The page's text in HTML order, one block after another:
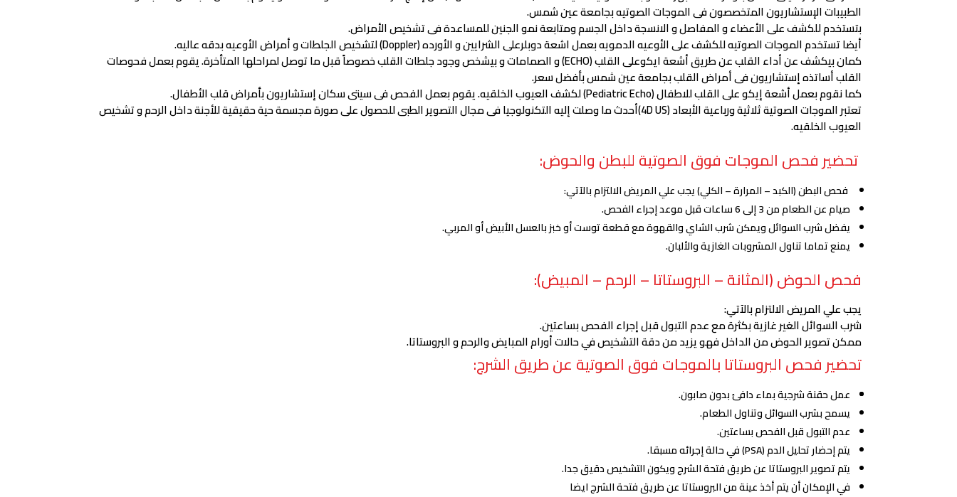
الطبيبات الإستشاريون المتخصصون فى الموجات الصوتيه بجامعة عين شمس.
بتستخدم للكشف على الأعضاء و المفاصل و الانسجة داخل الجسم ومتابعة نمو الجنين للمساعدة فى تشخيص الأمراض.
أيضا تستخدم الموجات الصوتيه للكشف على الأوعيه الدمويه بعمل اشعة دوبلرعلى الشرايين و الأورده (Doppler) لتشخيص الجلطات و أمراض الأوعيه بدقه عاليه.
كمان بيكشف عن أداء القلب عن طريق أشعة ايكوعلى القلب (ECHO) و الصمامات و بيشخص وجود جلطات القلب خصوصاً قبل ما توصل لمراحلها المتأخرة. يقوم بعمل فحوصات
القلب أساتذه إستشاريون فى أمراض القلب بجامعة عين شمس بأفضل سعر.
كما نقوم بعمل أشعة إيكو على القلب للاطفال (Pediatric Echo) لكشف العيوب الخلقيه. يقوم بعمل الفحص فى سيتى سكان إستشاريون بأمراض قلب الأطفال.
تعتبر الموجات الصوتية ثلاثية ورباعية الأبعاد (4D US)أحدث ما وصلت إليه التكنولوجيا فى مجال التصوير الطبى للحصول على صورة مجسمة حية حقيقية للأجنة داخل الرحم و تشخيص
العيوب الخلقيه.
تحضير فحص الموجات فوق الصوتية للبطن والحوض:
فحص البطن (الكبد – المرارة – الكلي) يجب علي المريض الالتزام بالآتي:
صيام عن الطعام من 3 إلى 6 ساعات قبل موعد إجراء الفحص.
يفضل شرب السوائل ويمكن شرب الشاي والقهوة مع قطعة توست أو خبز بالعسل الأبيض أو المربي.
يمنع تماما تناول المشروبات الغازية والألبان.
فحص الحوض (المثانة – البروستاتا – الرحم – المبيض):
يجب علي المريض الالتزام بالآتي:
شرب السوائل الغير غازية بكثرة مع عدم التبول قبل إجراء الفحص بساعتين.
ممكن تصوير الحوض من الداخل فهو يزيد من دقة التشخيص في حالات أورام المبايض والرحم و البروستاتا.
تحضير فحص البروستاتا بالموجات فوق الصوتية عن طريق الشرج:
عمل حقنة شرجية بماء دافئ بدون صابون.
يسمح بشرب السوائل وتناول الطعام.
عدم التبول قبل الفحص بساعتين.
يتم إحضار تحليل الدم (PSA) في حالة إجرائه مسبقا.
يتم تصوير البروستاتا عن طريق فتحة الشرج ويكون التشخيص دقيق جدا.
في الإمكان أن يتم أخذ عينة من البروستاتا عن طريق فتحة الشرج ايضا